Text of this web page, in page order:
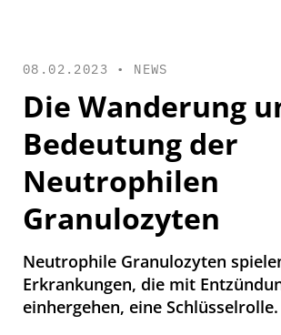
08.02.2023 • NEWS
Die Wanderung
Bedeutung der
Neutrophilen
Granulozyten
Neutrophile Granulozyten
Erkrankungen, die mit
einhergehen, eine Schlüsselrolle.